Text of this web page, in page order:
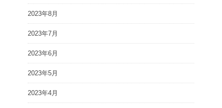
2023年8月
2023年7月
2023年6月
2023年5月
2023年4月